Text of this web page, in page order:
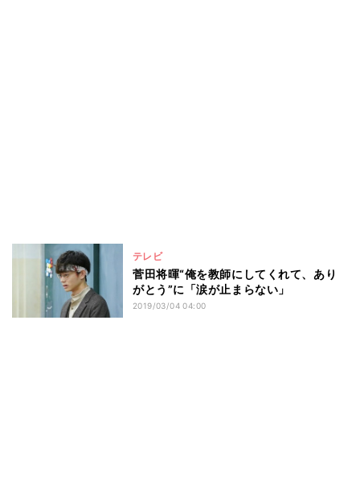
テレビ
菅田将暉“俺を教師にしてくれて、あり
がとう”に「涙が止まらない」
2019/03/04 04:00